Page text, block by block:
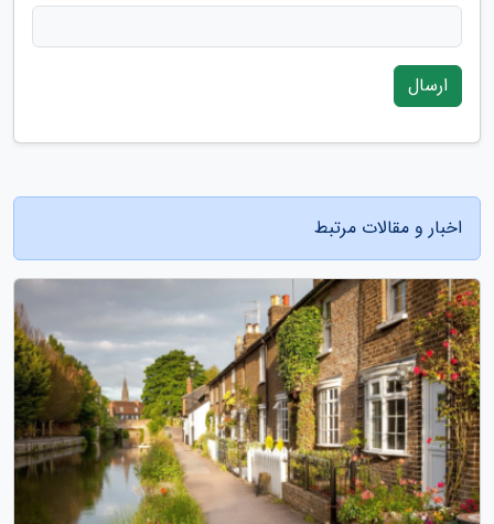
ارسال
اخبار و مقالات مرتبط